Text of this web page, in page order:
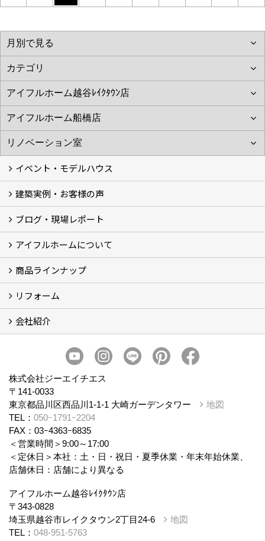
イベント・モデルハウス
イベント
モデルハウス見学
建築実例・お客様の声
建築実例
お客様の声
ブログ・現場レポート
ブログ
現場レポート
アイフルホームについて
アイフルホームについて (5)
商品ラインナップ
商品ラインナップ
リフォーム
まるごと断熱リフォーム
イベント情報
施工事例
会社紹介
スタッフ紹介
個人情報保護方針
株式会社ジーエイチエス
〒141-0033
東京都品川区西品川1-1-1 大崎ガーデンタワー
地図
TEL： 050ｰ1791ｰ2204
FAX：03ｰ4363ｰ6835
＜営業時間＞9:00～17:00
＜定休日＞本社：土・日・祝日・夏季休業・年末年始休業、
店舗休日：店舗により異なる
アイフルホーム越谷ﾚｲｸﾀｳﾝ店
〒343-0828
埼玉県越谷市レイクタウン2丁目24-6
地図
TEL： 048-951-5763